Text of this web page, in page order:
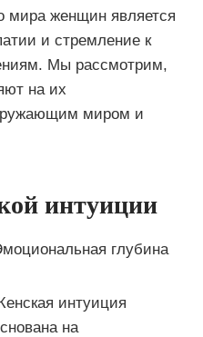
мира женщин является
и стремление к
Мы рассмотрим,
на их
миром и
интуиции
глубина
интуиция
на